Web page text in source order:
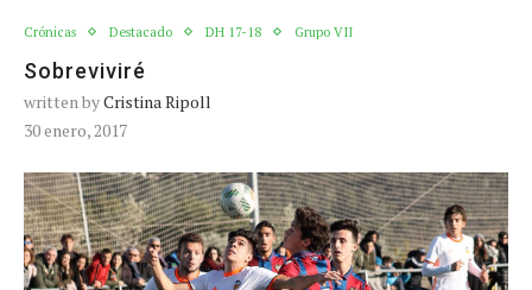
Crónicas Destacado DH 17-18 Grupo VII
Sobreviviré
written byCristina Ripoll
30 enero, 2017